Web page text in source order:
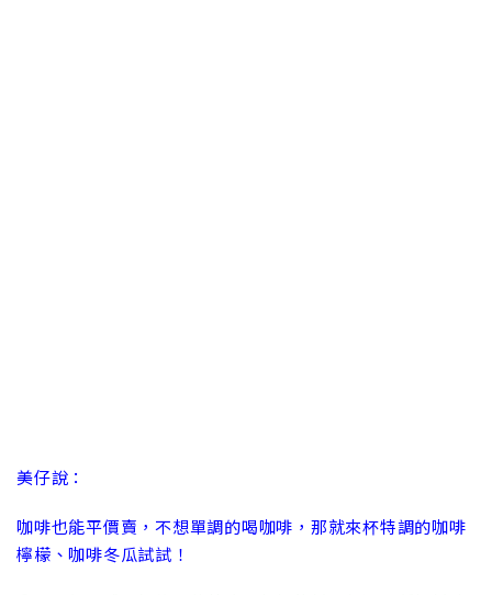
美仔說：
咖啡也能平價賣，不想單調的喝咖啡，那就來杯特調的咖啡
檸檬、咖啡冬瓜試試！